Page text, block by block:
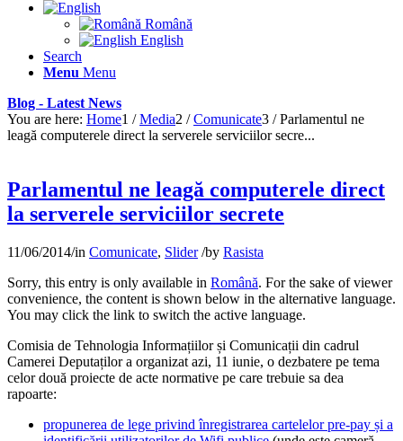
Română
English
Search
Menu Menu
Blog - Latest News
You are here: Home1 / Media2 / Comunicate3 / Parlamentul ne
leagă computerele direct la serverele serviciilor secre...
Parlamentul ne leagă computerele direct
la serverele serviciilor secrete
11/06/2014/in Comunicate, Slider /by Rasista
Sorry, this entry is only available in Română. For the sake of viewer
convenience, the content is shown below in the alternative language.
You may click the link to switch the active language.
Comisia de Tehnologia Informațiilor și Comunicații din cadrul
Camerei Deputaților a organizat azi, 11 iunie, o dezbatere pe tema
celor două proiecte de acte normative pe care trebuie sa dea
rapoarte:
propunerea de lege privind înregistrarea cartelelor pre-pay și a